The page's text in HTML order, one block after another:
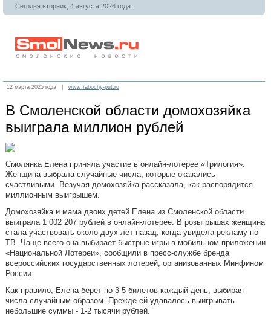
Сегодня вторник, 4 августа 2026 года.
12 марта 2025 года | www.rabochy-put.ru
В Смоленской области домохозяйка
выиграла миллион рублей
Смолянка Елена приняла участие в онлайн-лотерее «Трилогия».
Женщина выбрала случайные числа, которые оказались
счастливыми. Везучая домохозяйка рассказала, как распорядится
миллионным выигрышем.
Домохозяйка и мама двоих детей Елена из Смоленской области
выиграла 1 002 207 рублей в онлайн-лотерее. В розыгрышах женщина
стала участвовать около двух лет назад, когда увидела рекламу по
ТВ. Чаще всего она выбирает быстрые игры в мобильном приложении
«Национальной Лотереи», сообщили в пресс-службе бренда
всероссийских государственных лотерей, организованных Минфином
России.
Как правило, Елена берет по 3-5 билетов каждый день, выбирая
числа случайным образом. Прежде ей удавалось выигрывать
небольшие суммы - 1-2 тысячи рублей.